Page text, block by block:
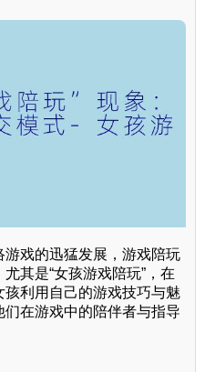
戏的迅猛发展，游戏陪玩
其是“女孩游戏陪玩”，在
利用自己的游戏技巧与魅
在游戏中的陪伴者与指导